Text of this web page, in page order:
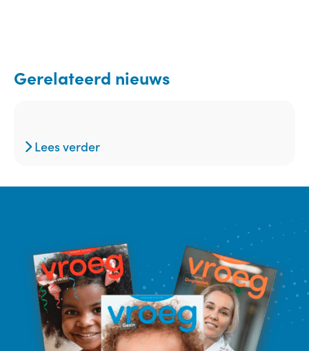
Gerelateerd nieuws
Lees verder